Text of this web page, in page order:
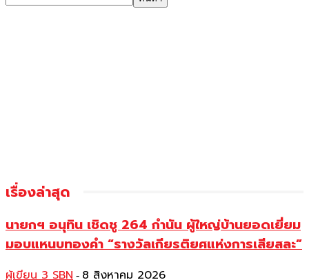
เรื่องล่าสุด
นายกฯ อนุทิน เชิดชู 264 กำนัน ผู้ใหญ่บ้านยอดเยี่ยม
มอบแหนบทองคำ “รางวัลเกียรติยศแห่งการเสียสละ”
ผู้เขียน 3 SBN - 8 สิงหาคม 2026